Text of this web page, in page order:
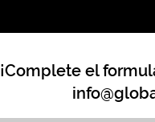
¡Complete el